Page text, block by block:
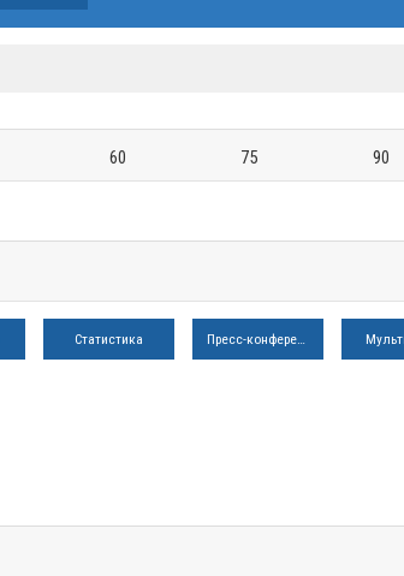
60 75 90
Статистика Пресс-конференция